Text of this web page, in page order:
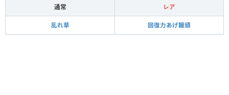
通常 レア
乱れ草 回復力あげ饅頭